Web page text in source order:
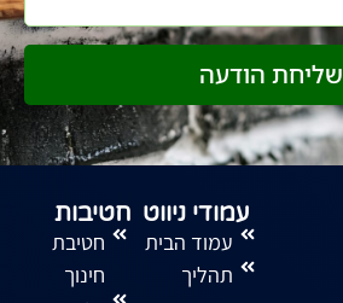
שליחת הודעה
עמודי ניווט
עמוד הבית
תהליך
חטיבות
חטיבת
חינוך